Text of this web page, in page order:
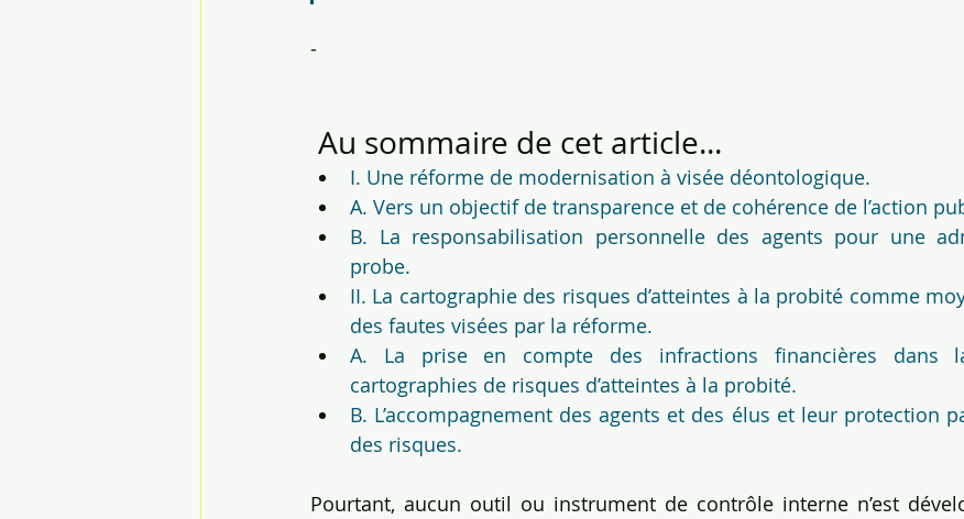
-
Au sommaire de cet article...
I. Une réforme de modernisation à visée déontologique.
A. Vers un objectif de transparence et de cohérence de l’action
B. La responsabilisation personnelle des agents pour une
probe.
II. La cartographie des risques d’atteintes à la probité comme
des fautes visées par la réforme.
A. La prise en compte des infractions financières dans
cartographies de risques d’atteintes à la probité.
B. L’accompagnement des agents et des élus et leur protection
des risques.
Pourtant, aucun outil ou instrument de contrôle interne n’est